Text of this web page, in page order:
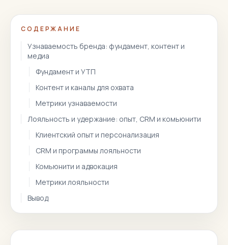
СОДЕРЖАНИЕ
Узнаваемость бренда: фундамент, контент и
медиа
Фундамент и УТП
Контент и каналы для охвата
Метрики узнаваемости
Лояльность и удержание: опыт, CRM и комьюнити
Клиентский опыт и персонализация
CRM и программы лояльности
Комьюнити и адвокация
Метрики лояльности
Вывод